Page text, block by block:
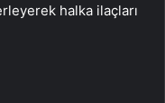
halka ilaçları